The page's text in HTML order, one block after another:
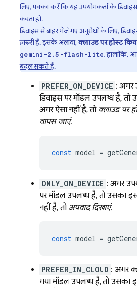
लिए, पक्का करें कि यहउपयोगकर्ता के
करता हो.
डिवाइस से बाहर भेजे गए अनुरोधों के लिए,
ज़रूरी है. इसके अलावा,क्लाउड पर होस्ट
gemini-2.5-flash-lite. हालांकि,
बदल सकते हैं.
PREFER_ON_DEVICE : अगर
डिवाइस पर मॉडल उपलब्ध है, तो
अगर ऐसा नहीं है, तो क्लाउड पर
वापस जाएं.
const model =
ONLY_ON_DEVICE : अगर
पर मॉडल उपलब्ध है, तो उसका
नहीं है, तो अपवाद दिखाएं.
const model =
PREFER_IN_CLOUD : अगर
गया मॉडल उपलब्ध है, तो उसका